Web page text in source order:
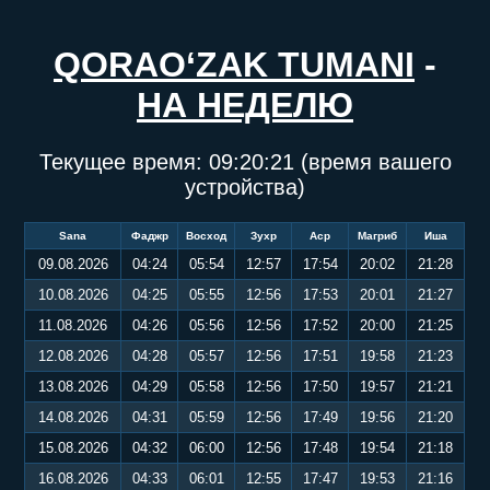
QORAO‘ZAK TUMANI -
НА НЕДЕЛЮ
Текущее время: 09:20:22 (время вашего
устройства)
Sana Фаджр Восход Зухр Аср Магриб Иша
09.08.2026 04:24 05:54 12:57 17:54 20:02
21:28
10.08.2026
04:25 05:55 12:56 17:53 20:01
21:27
11.08.2026
04:26 05:56 12:56 17:52 20:00
21:25
12.08.2026
04:28 05:57 12:56 17:51 19:58
21:23
13.08.2026
04:29 05:58 12:56 17:50 19:57
21:21
14.08.2026
04:31 05:59 12:56 17:49 19:56
21:20
15.08.2026
04:32 06:00 12:56 17:48 19:54
21:18
16.08.2026
04:33 06:01 12:55 17:47 19:53 21:16